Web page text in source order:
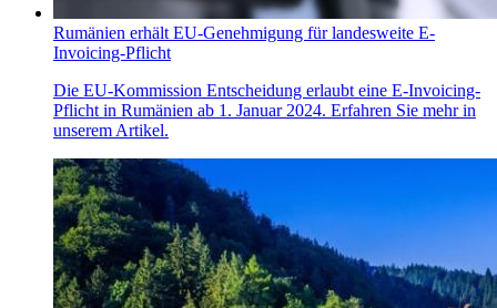
Rumänien erhält EU-Genehmigung für landesweite E-
Invoicing-Pflicht
Die EU-Kommission Entscheidung erlaubt eine E-Invoicing-
Pflicht in Rumänien ab 1. Januar 2024. Erfahren Sie mehr in
unserem Artikel.